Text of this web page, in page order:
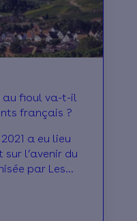
au fioul va-t-il
français ?
a eu lieu
l’avenir du
par Les
et